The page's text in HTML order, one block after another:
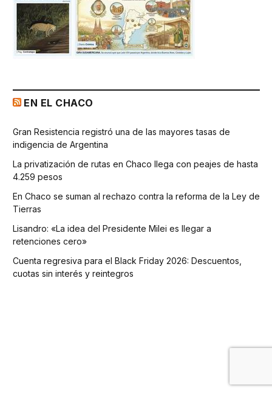
EN EL CHACO
Gran Resistencia registró una de las mayores tasas de
indigencia de Argentina
La privatización de rutas en Chaco llega con peajes de hasta
4.259 pesos
En Chaco se suman al rechazo contra la reforma de la Ley de
Tierras
Lisandro: «La idea del Presidente Milei es llegar a
retenciones cero»
Cuenta regresiva para el Black Friday 2026: Descuentos,
cuotas sin interés y reintegros